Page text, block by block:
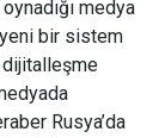
medya
bir sistem
Rusya’da